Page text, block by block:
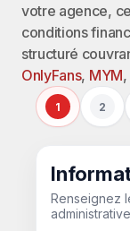
votre agence,
conditions
OnlyFans, MYM,
1 2
Renseignez